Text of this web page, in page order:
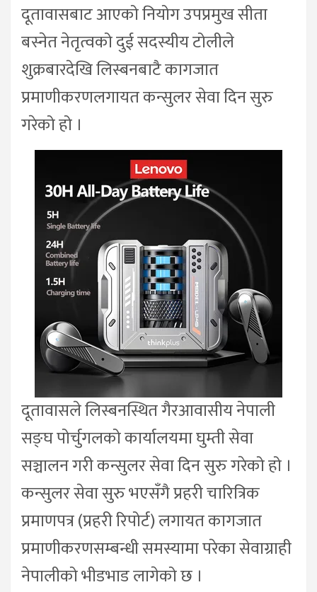
दूतावासबाट आएको नियोग उपप्रमुख सीता
बस्नेत नेतृत्वको दुई सदस्यीय टोलीले
शुक्रबारदेखि लिस्बनबाटै कागजात
प्रमाणीकरणलगायत कन्सुलर सेवा दिन सुरु
गरेको हो ।
दूतावासले लिस्बनस्थित गैरआवासीय नेपाली
सङ्घ पोर्चुगलको कार्यालयमा घुम्ती सेवा
सञ्चालन गरी कन्सुलर सेवा दिन सुरु गरेको हो ।
कन्सुलर सेवा सुरु भएसँगै प्रहरी चारित्रिक
प्रमाणपत्र (प्रहरी रिपोर्ट) लगायत कागजात
प्रमाणीकरणसम्बन्धी समस्यामा परेका सेवाग्राही
नेपालीको भीडभाड लागेको छ ।